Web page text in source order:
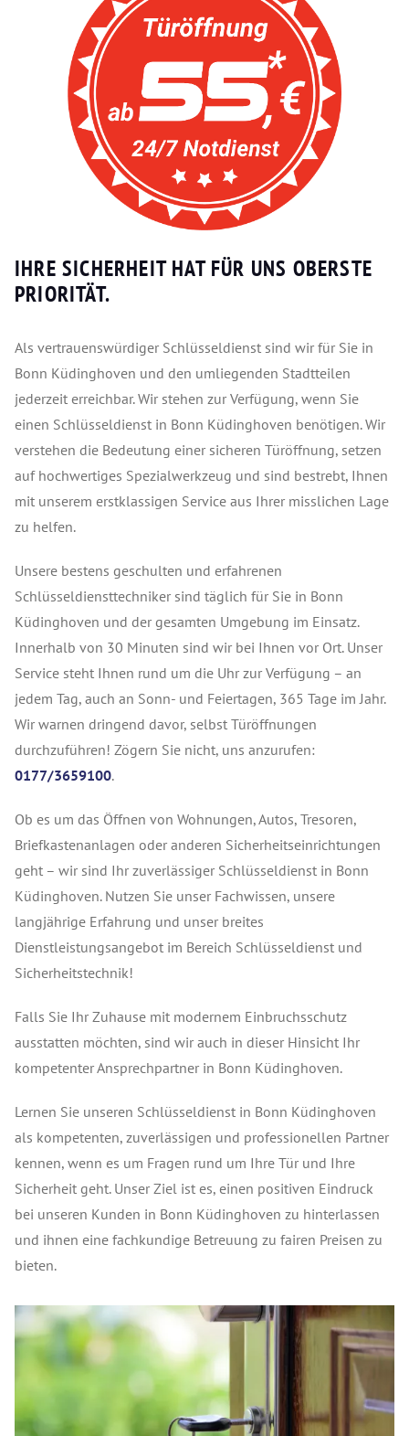
IHRE SICHERHEIT HAT FÜR UNS OBERSTE
PRIORITÄT.
Als vertrauenswürdiger Schlüsseldienst sind wir für Sie in
Bonn Küdinghoven und den umliegenden Stadtteilen
jederzeit erreichbar. Wir stehen zur Verfügung, wenn Sie
einen Schlüsseldienst in Bonn Küdinghoven benötigen. Wir
verstehen die Bedeutung einer sicheren Türöffnung, setzen
auf hochwertiges Spezialwerkzeug und sind bestrebt, Ihnen
mit unserem erstklassigen Service aus Ihrer misslichen Lage
zu helfen.
Unsere bestens geschulten und erfahrenen
Schlüsseldiensttechniker sind täglich für Sie in Bonn
Küdinghoven und der gesamten Umgebung im Einsatz.
Innerhalb von 30 Minuten sind wir bei Ihnen vor Ort. Unser
Service steht Ihnen rund um die Uhr zur Verfügung – an
jedem Tag, auch an Sonn- und Feiertagen, 365 Tage im Jahr.
Wir warnen dringend davor, selbst Türöffnungen
durchzuführen! Zögern Sie nicht, uns anzurufen:
0177/3659100.
Ob es um das Öffnen von Wohnungen, Autos, Tresoren,
Briefkastenanlagen oder anderen Sicherheitseinrichtungen
geht – wir sind Ihr zuverlässiger Schlüsseldienst in Bonn
Küdinghoven. Nutzen Sie unser Fachwissen, unsere
langjährige Erfahrung und unser breites
Dienstleistungsangebot im Bereich Schlüsseldienst und
Sicherheitstechnik!
Falls Sie Ihr Zuhause mit modernem Einbruchsschutz
ausstatten möchten, sind wir auch in dieser Hinsicht Ihr
kompetenter Ansprechpartner in Bonn Küdinghoven.
Lernen Sie unseren Schlüsseldienst in Bonn Küdinghoven
als kompetenten, zuverlässigen und professionellen Partner
kennen, wenn es um Fragen rund um Ihre Tür und Ihre
Sicherheit geht. Unser Ziel ist es, einen positiven Eindruck
bei unseren Kunden in Bonn Küdinghoven zu hinterlassen
und ihnen eine fachkundige Betreuung zu fairen Preisen zu
bieten.